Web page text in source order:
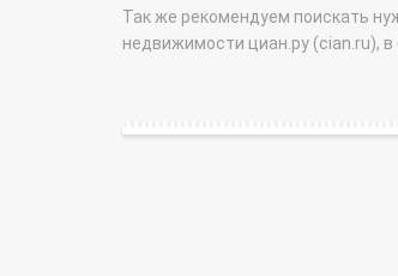
Так же рекомендуем поискать
недвижимости циан.ру (cian.ru), в